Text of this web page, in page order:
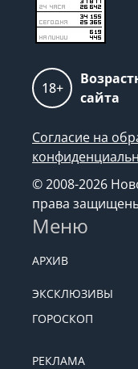
18+
сайта
Согласие на
© 2008-2026
права
Меню
АРХИВ
ЭКСКЛЮЗИВЫ
ГОРОСКОП
РЕКЛАМА